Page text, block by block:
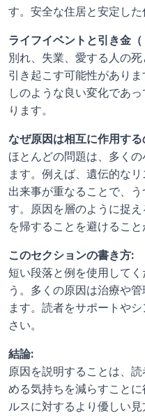
す。安全な住居と安定した
ライフイベントと引き金
別れ、失業、愛する人の
引き起こす可能性があり
しのような良い変化であ
ります。
なぜ原因は相互に作用する
ほとんどの問題は、多く
ます。例えば、遺伝的な
出来事が重なることで、
す。原因を層のように捉
を帰することを避けること
このセクションの書き方:
短い段落と例を使用して
う。多くの原因は治療や
ます。読者をサポートや
さい。
結論:
原因を説明することは、
める気持ちを減らすこと
ルスに対するより優しい